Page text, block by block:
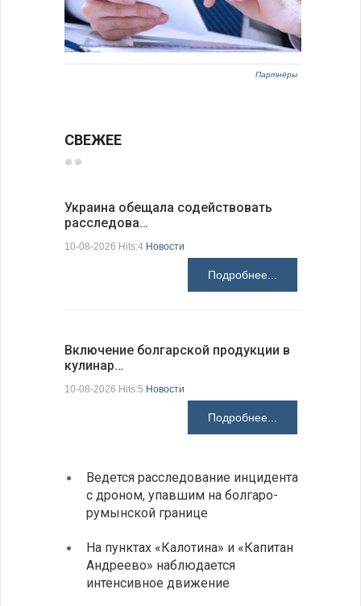
Партнёры
СВЕЖЕЕ
Украина обещала содействовать
расследова…
10-08-2026 Hits:4 Новости
Подробнее...
Включение болгарской продукции в
кулинар…
10-08-2026 Hits:5 Новости
Подробнее...
Ведется расследование инцидента
с дроном, упавшим на болгаро-
румынской границе
На пунктах «Калотина» и «Капитан
Андреево» наблюдается
интенсивное движение